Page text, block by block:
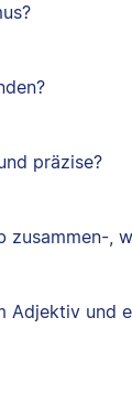
präzise?
zusammen-,
Adjektiv und